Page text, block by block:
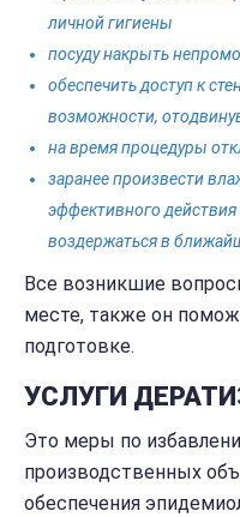
личной гигиены
посуду накрыть
обеспечить доступ к
возможности,
на время процедуры
заранее произвести
эффективного действия
воздержаться в
Все возникшие
месте, также он
подготовке.
УСЛУГИ
Это меры по
производственных
обеспечения